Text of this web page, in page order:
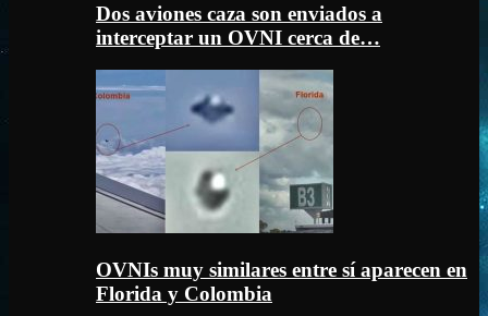
Dos aviones caza son enviados a
interceptar un OVNI cerca de…
OVNIs muy similares entre sí aparecen en
Florida y Colombia